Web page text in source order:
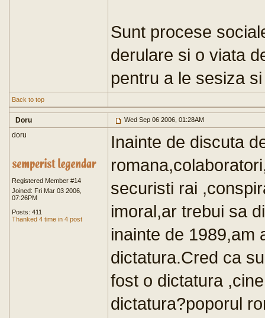
Sunt procese
derulare si o viata
pentru a le sesiza
Back to top
Doru Wed Sep 06 2006, 01:28AM
doru
Registered Member #14
Joined: Fri Mar 03 2006,
07:26PM
Posts: 411
Thanked 4 time in 4 post
Inainte de discuta
securisti rai
imoral,ar trebui sa
inainte de 1989,am
dictatura.Cred ca
fost o dictatura
dictatura?poporul